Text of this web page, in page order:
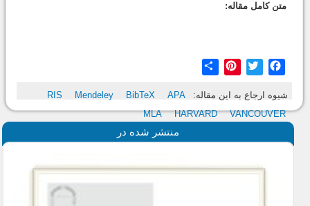
متن کامل مقاله:
Facebook
Twitter
Pinterest
شیوه ارجاع به این مقاله: RIS Mendeley BibTeX
APA
MLA
HARVARD VANCOUVER
منتشر شده در